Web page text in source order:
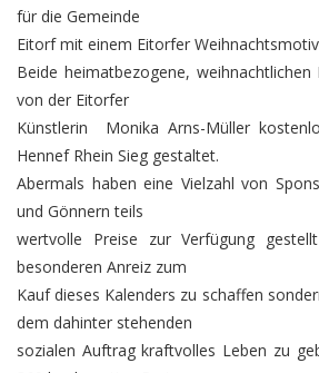
für die Gemeinde
Eitorf mit einem Eitorfer
Beide heimatbezogene,
von der Eitorfer
Künstlerin Monika Arns-Müller
Hennef Rhein Sieg gestaltet.
Abermals haben eine Vielzahl von
und Gönnern teils
wertvolle Preise zur Verfügung
besonderen Anreiz zum
Kauf dieses Kalenders zu schaffen
dem dahinter stehenden
sozialen Auftrag kraftvolles Leben zu